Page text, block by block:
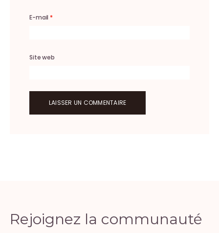
E-mail *
Site web
Rejoignez la communauté